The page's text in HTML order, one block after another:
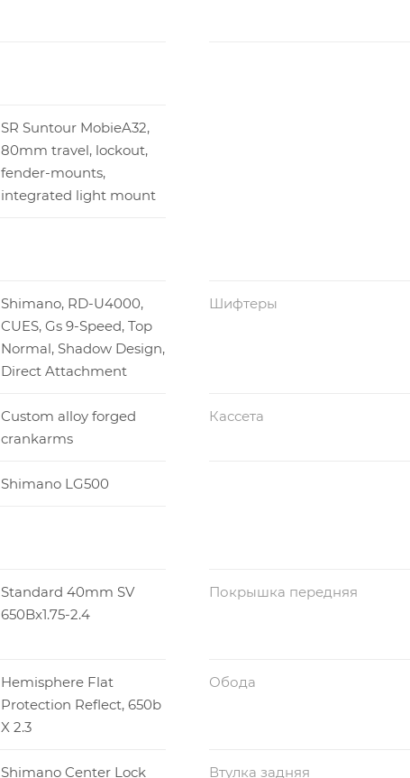
SR Suntour MobieA32,
80mm travel, lockout,
fender-mounts,
integrated light mount
Shimano, RD-U4000,
CUES, Gs 9-Speed, Top
Normal, Shadow Design,
Direct Attachment
Шифтеры
Custom alloy forged
crankarms
Кассета
Shimano LG500
Standard 40mm SV
650Bx1.75-2.4
Покрышка передняя
Hemisphere Flat
Protection Reflect, 650b
X 2.3
Обода
Shimano Center Lock
Втулка задняя